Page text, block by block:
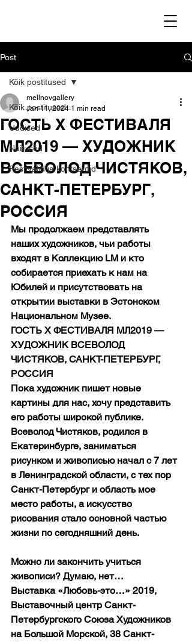
Post
Kõik postitused
Uudised
Näitused
Festivalid ja kontserdid
Kõik postitused
ГОСТЬ Х ФЕСТИВАЛЯ
МЛ2019 — ХУДОЖНИК
ВСЕВОЛОД ЧИСТЯКОВ,
САНКТ-ПЕТЕРБУРГ,
РОССИЯ
mellnovgallery
Jan 11, 2024 1 min read
Мы продолжаем представлять
наших художников, чьи работы
входят в Коллекцию LM и кто
собирается приехать к нам на
Юбилей и присутствовать на
открытии выставки в Эстонском
Национальном Музее.
ГОСТЬ Х ФЕСТИВАЛЯ МЛ2019 —
ХУДОЖНИК ВСЕВОЛОД
ЧИСТЯКОВ, САНКТ-ПЕТЕРБУРГ,
РОССИЯ
Пока художник пишет новые
картины для нас, хочу представить
его работы широкой публике.
Всеволод Чистяков, родился в
Екатеринбурге, заниматься
рисунком и живописью начал с 7 лет
в Ленинградской области, с тех пор
Санкт-Петербург и область мое
место работы, а искусство
рисования стало основной частью
жизни по сегодняшний день.
Можно ли закончить учиться
живописи? Думаю, нет…
Выставка «Любовь-это…» 2019,
Выставочный центр Санкт-
Петербургского Союза Художников
на Большой Морской, 38 Санкт-